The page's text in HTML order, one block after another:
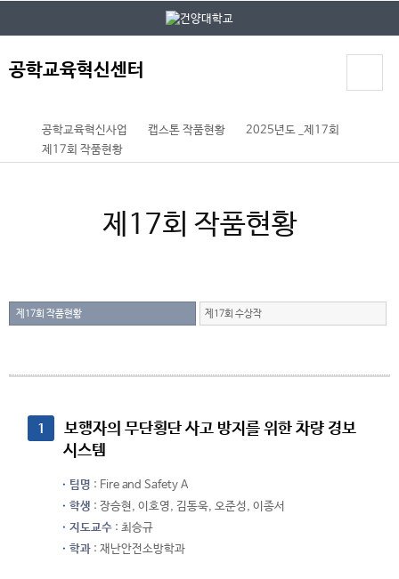
공학교육혁신센터
공학교육혁신사업 캡스톤 작품현황
2025년도 _제17회
제17회 작품현황
제17회 작품현황
제17회 작품현황 제17회 수상작
1
보행자의 무단횡단 사고 방지를 위한 차량 경보
시스템
팀명 : Fire and Safety A
학생 : 장승현, 이호영, 김동욱, 오준성, 이종서
지도교수 : 최승규
학과 : 재난안전소방학과